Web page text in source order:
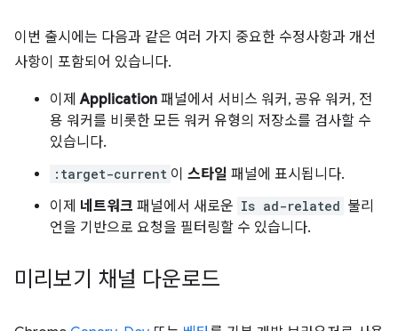
이번 출시에는 다음과 같은 여러 가지 중요한 수정사항과 개선
사항이 포함되어 있습니다.
이제Application 패널에서 서비스 워커, 공유 워커, 전
용 워커를 비롯한 모든 워커 유형의 저장소를 검사할 수
있습니다.
:target-current 이 스타일 패널에 표시됩니다.
이제 네트워크 패널에서 새로운 Is ad-related 불리
언을 기반으로 요청을 필터링할 수 있습니다.
미리보기 채널 다운로드